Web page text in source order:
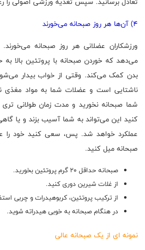
4) آن‌ها هر روز صبحانه می‌خورند
ورزشکاران عضلانی هر روز صبحانه
می‌دهد که خوردن صبحانه با پروتئین بالا
بدن کمک می‌کند. وقتی از خواب بیدار
ناشتایی است و عضلات شما به مواد مغذی
شما صبحانه نخورید و مدت زمان طولانی
کنید این می‌تواند به شما آسیب بزند و یا
عملکرد خواهد شد. پس، سعی کنید خود را
صبحانه میل کنید.
صبحانه حداقل 20 گرم پروتئین بخورید.
از غلات شیرین دوری کنید.
از ترکیب پروتئین، کربوهیدرات و چربی
در هنگام صبحانه به خوبی هیدراته شوید.
نمونه ای از یک صبحانه عالی